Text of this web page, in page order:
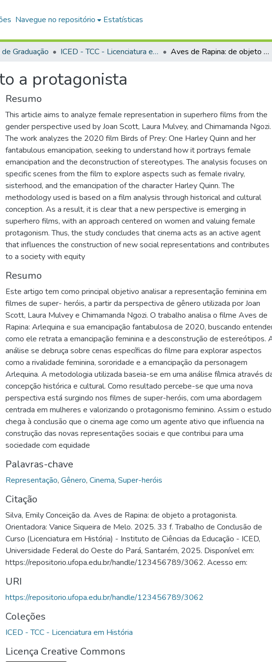
Navegue no repositório Estatísticas
Graduação ICED - TCC - Licenciatura em História Aves de Rapina: de objeto a protagonista
a protagonista
Resumo
This article aims to analyze female representation in superhero films from the
gender perspective used by Joan Scott, Laura Mulvey, and Chimamanda Ngozi.
The work analyzes the 2020 film Birds of Prey: One Harley Quinn and her
fantabulous emancipation, seeking to understand how it portrays female
emancipation and the deconstruction of stereotypes. The analysis focuses on
specific scenes from the film to explore aspects such as female rivalry,
sisterhood, and the emancipation of the character Harley Quinn. The
methodology used is based on a film analysis through historical and cultural
conception. As a result, it is clear that a new perspective is emerging in
superhero films, with an approach centered on women and valuing female
protagonism. Thus, the study concludes that cinema acts as an active agent
that influences the construction of new social representations and contributes
to a society with equity
Resumo
Este artigo tem como principal objetivo analisar a representação feminina em
filmes de super- heróis, a partir da perspectiva de gênero utilizada por Joan
Scott, Laura Mulvey e Chimamanda Ngozi. O trabalho analisa o filme Aves de
Rapina: Arlequina e sua emancipação fantabulosa de 2020, buscando
como ele retrata a emancipação feminina e a desconstrução de estereótipos.
análise se debruça sobre cenas específicas do filme para explorar aspectos
como a rivalidade feminina, sororidade e a emancipação da personagem
Arlequina. A metodologia utilizada baseia-se em uma análise fílmica através
concepção histórica e cultural. Como resultado percebe-se que uma nova
perspectiva está surgindo nos filmes de super-heróis, com uma abordagem
centrada em mulheres e valorizando o protagonismo feminino. Assim o estudo
chega à conclusão que o cinema age como um agente ativo que influencia na
construção das novas representações sociais e que contribui para uma
sociedade com equidade
Palavras-chave
Representação, Gênero, Cinema, Super-heróis
Citação
Silva, Emily Conceição da. Aves de Rapina: de objeto a protagonista.
Orientadora: Vanice Siqueira de Melo. 2025. 33 f. Trabalho de Conclusão de
Curso (Licenciatura em História) - Instituto de Ciências da Educação - ICED,
Universidade Federal do Oeste do Pará, Santarém, 2025. Disponível em:
https://repositorio.ufopa.edu.br/handle/123456789/3062. Acesso em:
URI
https://repositorio.ufopa.edu.br/handle/123456789/3062
Coleções
ICED - TCC - Licenciatura em História
Licença Creative Commons